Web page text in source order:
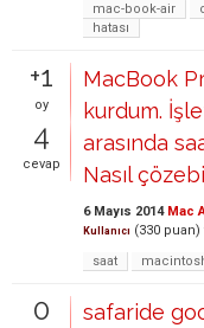
mac-book-air
hatası
+1
oy
4
cevap
MacBook
kurdum.
arasında
Nasıl
6 Mayıs 2014 Mac
Kullanıcı (330 puan)
saat
0
safaride